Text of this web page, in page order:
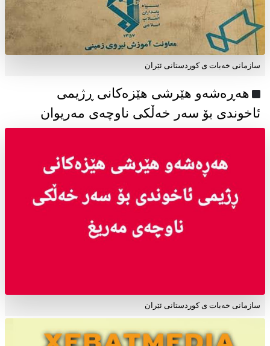
سازمانی خەبات ی كوردستانی ئێران
هەڕەشەو هێرشی هێزەکانی ڕژیمی
ئاخوندی بۆ سەر خەڵکی ناوچەی مەریوان
سازمانی خەبات ی کوردستانی ئێران